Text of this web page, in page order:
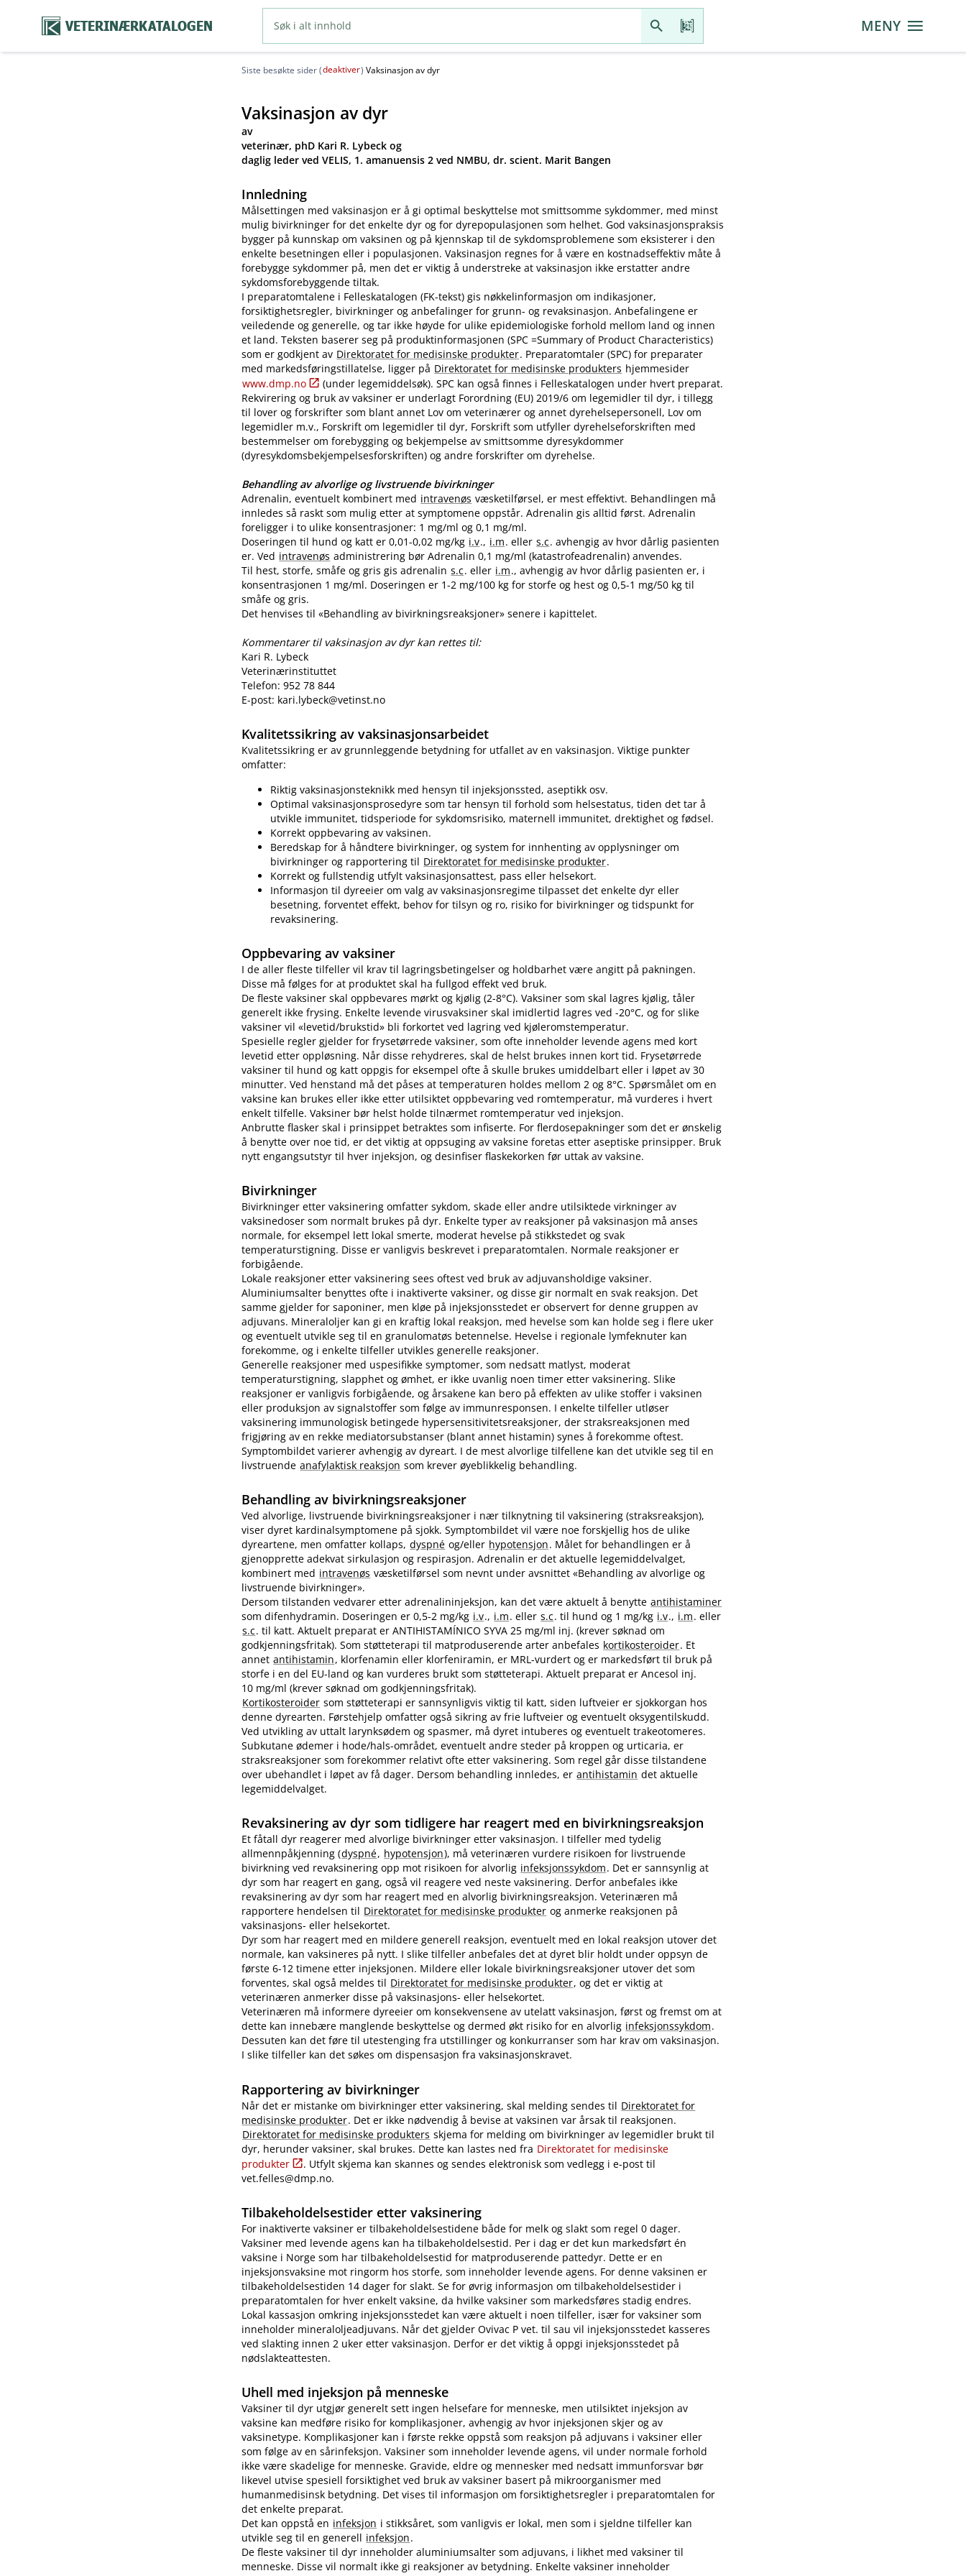
VETERINÆRKATALOGEN MENY
Siste besøkte sider (deaktiver) Vaksinasjon av dyr
Vaksinasjon av dyr
av
veterinær, phD Kari R. Lybeck og
daglig leder ved VELIS, 1. amanuensis 2 ved NMBU, dr. scient. Marit Bangen
Innledning
Målsettingen med vaksinasjon er å gi optimal beskyttelse mot smittsomme sykdommer, med minst
mulig bivirkninger for det enkelte dyr og for dyrepopulasjonen som helhet. God vaksinasjonspraksis
bygger på kunnskap om vaksinen og på kjennskap til de sykdomsproblemene som eksisterer i den
enkelte besetningen eller i populasjonen. Vaksinasjon regnes for å være en kostnadseffektiv måte å
forebygge sykdommer på, men det er viktig å understreke at vaksinasjon ikke erstatter andre
sykdomsforebyggende tiltak.
I preparatomtalene i Felleskatalogen (FK-tekst) gis nøkkelinformasjon om indikasjoner,
forsiktighetsregler, bivirkninger og anbefalinger for grunn- og revaksinasjon. Anbefalingene er
veiledende og generelle, og tar ikke høyde for ulike epidemiologiske forhold mellom land og innen
et land. Teksten baserer seg på produktinformasjonen (SPC =Summary of Product Characteristics)
som er godkjent av Direktoratet for medisinske produkter. Preparatomtaler (SPC) for preparater
med markedsføringstillatelse, ligger på Direktoratet for medisinske produkters hjemmesider
www.dmp.no
(under legemiddelsøk). SPC kan også finnes i Felleskatalogen under hvert preparat.
Rekvirering og bruk av vaksiner er underlagt Forordning (EU) 2019/6 om legemidler til dyr, i tillegg
til lover og forskrifter som blant annet Lov om veterinærer og annet dyrehelsepersonell, Lov om
legemidler m.v., Forskrift om legemidler til dyr, Forskrift som utfyller dyrehelseforskriften med
bestemmelser om forebygging og bekjempelse av smittsomme dyresykdommer
(dyresykdomsbekjempelsesforskriften) og andre forskrifter om dyrehelse.
Behandling av alvorlige og livstruende bivirkninger
Adrenalin, eventuelt kombinert med intravenøs væsketilførsel, er mest effektivt. Behandlingen må
innledes så raskt som mulig etter at symptomene oppstår. Adrenalin gis alltid først. Adrenalin
foreligger i to ulike konsentrasjoner: 1 mg/ml og 0,1 mg​/​ml.
Doseringen til hund og katt er 0,01-0,02 mg/kg i.v., i.m. eller s.c. avhengig av hvor dårlig pasienten
er. Ved intravenøs administrering bør Adrenalin 0,1 mg/ml (katastrofeadrenalin) anvendes.
Til hest, storfe, småfe og gris gis adrenalin s.c. eller i.m., avhengig av hvor dårlig pasienten er, i
konsentrasjonen 1 mg​/​ml. Doseringen er 1-2 mg/100 kg for storfe og hest og 0,5-1 mg/50 kg til
småfe og gris.
Det henvises til «Behandling av bivirkningsreaksjoner» senere i kapittelet.
Kommentarer til vaksinasjon av dyr kan rettes til:
Kari R. Lybeck
Veterinærinstituttet
Telefon: 952 78 844
E-post: kari.lybeck@vetinst.no
Kvalitetssikring av vaksinasjonsarbeidet
Kvalitetssikring er av grunnleggende betydning for utfallet av en vaksinasjon. Viktige punkter
omfatter:
Riktig vaksinasjonsteknikk med hensyn til injeksjonssted, aseptikk osv.
Optimal vaksinasjonsprosedyre som tar hensyn til forhold som helsestatus, tiden det tar å
utvikle immunitet, tidsperiode for sykdomsrisiko, maternell immunitet, drektighet og fødsel.
Korrekt oppbevaring av vaksinen.
Beredskap for å håndtere bivirkninger, og system for innhenting av opplysninger om
bivirkninger og rapportering til Direktoratet for medisinske produkter.
Korrekt og fullstendig utfylt vaksinasjonsattest, pass eller helsekort.
Informasjon til dyreeier om valg av vaksinasjonsregime tilpasset det enkelte dyr eller
besetning, forventet effekt, behov for tilsyn og ro, risiko for bivirkninger og tidspunkt for
revaksinering.
Oppbevaring av vaksiner
I de aller fleste tilfeller vil krav til lagringsbetingelser og holdbarhet være angitt på pakningen.
Disse må følges for at produktet skal ha fullgod effekt ved bruk.
De fleste vaksiner skal oppbevares mørkt og kjølig (2-8°C). Vaksiner som skal lagres kjølig, tåler
generelt ikke frysing. Enkelte levende virusvaksiner skal imidlertid lagres ved -20°C, og for slike
vaksiner vil «levetid​/​brukstid» bli forkortet ved lagring ved kjøleromstemperatur.
Spesielle regler gjelder for frysetørrede vaksiner, som ofte inneholder levende agens med kort
levetid etter oppløsning. Når disse rehydreres, skal de helst brukes innen kort tid. Frysetørrede
vaksiner til hund og katt oppgis for eksempel ofte å skulle brukes umiddelbart eller i løpet av 30
minutter. Ved henstand må det påses at temperaturen holdes mellom 2 og 8°C. Spørsmålet om en
vaksine kan brukes eller ikke etter utilsiktet oppbevaring ved romtemperatur, må vurderes i hvert
enkelt tilfelle. Vaksiner bør helst holde tilnærmet romtemperatur ved injeksjon.
Anbrutte flasker skal i prinsippet betraktes som infiserte. For flerdosepakninger som det er ønskelig
å benytte over noe tid, er det viktig at oppsuging av vaksine foretas etter aseptiske prinsipper. Bruk
nytt engangsutstyr til hver injeksjon, og desinfiser flaskekorken før uttak av vaksine.
Bivirkninger
Bivirkninger etter vaksinering omfatter sykdom, skade eller andre utilsiktede virkninger av
vaksinedoser som normalt brukes på dyr. Enkelte typer av reaksjoner på vaksinasjon må anses
normale, for eksempel lett lokal smerte, moderat hevelse på stikkstedet og svak
temperaturstigning. Disse er vanligvis beskrevet i preparatomtalen. Normale reaksjoner er
forbigående.
Lokale reaksjoner etter vaksinering sees oftest ved bruk av adjuvansholdige vaksiner.
Aluminiumsalter benyttes ofte i inaktiverte vaksiner, og disse gir normalt en svak reaksjon. Det
samme gjelder for saponiner, men kløe på injeksjonsstedet er observert for denne gruppen av
adjuvans. Mineraloljer kan gi en kraftig lokal reaksjon, med hevelse som kan holde seg i flere uker
og eventuelt utvikle seg til en granulomatøs betennelse. Hevelse i regionale lymfeknuter kan
forekomme, og i enkelte tilfeller utvikles generelle reaksjoner.
Generelle reaksjoner med uspesifikke symptomer, som nedsatt matlyst, moderat
temperaturstigning, slapphet og ømhet, er ikke uvanlig noen timer etter vaksinering. Slike
reaksjoner er vanligvis forbigående, og årsakene kan bero på effekten av ulike stoffer i vaksinen
eller produksjon av signalstoffer som følge av immunresponsen. I enkelte tilfeller utløser
vaksinering immunologisk betingede hypersensitivitetsreaksjoner, der straksreaksjonen med
frigjøring av en rekke mediatorsubstanser (blant annet histamin) synes å forekomme oftest.
Symptombildet varierer avhengig av dyreart. I de mest alvorlige tilfellene kan det utvikle seg til en
livstruende anafylaktisk reaksjon som krever øyeblikkelig behandling.
Behandling av bivirkningsreaksjoner
Ved alvorlige, livstruende bivirkningsreaksjoner i nær tilknytning til vaksinering (straksreaksjon),
viser dyret kardinalsymptomene på sjokk. Symptombildet vil være noe forskjellig hos de ulike
dyreartene, men omfatter kollaps, dyspné og​/​eller hypotensjon. Målet for behandlingen er å
gjenopprette adekvat sirkulasjon og respirasjon. Adrenalin er det aktuelle legemiddelvalget,
kombinert med intravenøs væsketilførsel som nevnt under avsnittet «Behandling av alvorlige og
livstruende bivirkninger».
Dersom tilstanden vedvarer etter adrenalininjeksjon, kan det være aktuelt å benytte antihistaminer
som difenhydramin. Doseringen er 0,5-2 mg/kg i.v., i.m. eller s.c. til hund og 1 mg/kg i.v., i.m. eller
s.c. til katt. Aktuelt preparat er ANTIHISTAMÍNICO SYVA 25 mg/ml inj. (krever søknad om
godkjenningsfritak). Som støtteterapi til matproduserende arter anbefales kortikosteroider. Et
annet antihistamin, klorfenamin eller klorfeniramin, er MRL-vurdert og er markedsført til bruk på
storfe i en del EU-land og kan vurderes brukt som støtteterapi. Aktuelt preparat er Ancesol inj.
10 mg/ml (krever søknad om godkjenningsfritak).
Kortikosteroider som støtteterapi er sannsynligvis viktig til katt, siden luftveier er sjokkorgan hos
denne dyrearten. Førstehjelp omfatter også sikring av frie luftveier og eventuelt oksygentilskudd.
Ved utvikling av uttalt larynksødem og spasmer, må dyret intuberes og eventuelt trakeotomeres.
Subkutane ødemer i hode​/​hals-området, eventuelt andre steder på kroppen og urticaria, er
straksreaksjoner som forekommer relativt ofte etter vaksinering. Som regel går disse tilstandene
over ubehandlet i løpet av få dager. Dersom behandling innledes, er antihistamin det aktuelle
legemiddelvalget.
Revaksinering av dyr som tidligere har reagert med en bivirkningsreaksjon
Et fåtall dyr reagerer med alvorlige bivirkninger etter vaksinasjon. I tilfeller med tydelig
allmennpåkjenning (dyspné, hypotensjon), må veterinæren vurdere risikoen for livstruende
bivirkning ved revaksinering opp mot risikoen for alvorlig infeksjonssykdom. Det er sannsynlig at
dyr som har reagert en gang, også vil reagere ved neste vaksinering. Derfor anbefales ikke
revaksinering av dyr som har reagert med en alvorlig bivirkningsreaksjon. Veterinæren må
rapportere hendelsen til Direktoratet for medisinske produkter og anmerke reaksjonen på
vaksinasjons- eller helsekortet.
Dyr som har reagert med en mildere generell reaksjon, eventuelt med en lokal reaksjon utover det
normale, kan vaksineres på nytt. I slike tilfeller anbefales det at dyret blir holdt under oppsyn de
første 6-12 timene etter injeksjonen. Mildere eller lokale bivirkningsreaksjoner utover det som
forventes, skal også meldes til Direktoratet for medisinske produkter, og det er viktig at
veterinæren anmerker disse på vaksinasjons- eller helsekortet.
Veterinæren må informere dyreeier om konsekvensene av utelatt vaksinasjon, først og fremst om at
dette kan innebære manglende beskyttelse og dermed økt risiko for en alvorlig infeksjonssykdom.
Dessuten kan det føre til utestenging fra utstillinger og konkurranser som har krav om vaksinasjon.
I slike tilfeller kan det søkes om dispensasjon fra vaksinasjonskravet.
Rapportering av bivirkninger
Når det er mistanke om bivirkninger etter vaksinering, skal melding sendes til Direktoratet for
medisinske produkter. Det er ikke nødvendig å bevise at vaksinen var årsak til reaksjonen.
Direktoratet for medisinske produkters skjema for melding om bivirkninger av legemidler brukt til
dyr, herunder vaksiner, skal brukes. Dette kan lastes ned fra Direktoratet for medisinske
produkter
. Utfylt skjema kan skannes og sendes elektronisk som vedlegg i e-post til
vet.felles@dmp.no.
Tilbakeholdelsestider etter vaksinering
For inaktiverte vaksiner er tilbakeholdelsestidene både for melk og slakt som regel 0 dager.
Vaksiner med levende agens kan ha tilbakeholdelsestid. Per i dag er det kun markedsført én
vaksine i Norge som har tilbakeholdelsestid for matproduserende pattedyr. Dette er en
injeksjonsvaksine mot ringorm hos storfe, som inneholder levende agens. For denne vaksinen er
tilbakeholdelsestiden 14 dager for slakt. Se for øvrig informasjon om tilbakeholdelsestider i
preparatomtalen for hver enkelt vaksine, da hvilke vaksiner som markedsføres stadig endres.
Lokal kassasjon omkring injeksjonsstedet kan være aktuelt i noen tilfeller, især for vaksiner som
inneholder mineraloljeadjuvans. Når det gjelder Ovivac P vet. til sau vil injeksjonsstedet kasseres
ved slakting innen 2 uker etter vaksinasjon. Derfor er det viktig å oppgi injeksjonsstedet på
nødslakteattesten.
Uhell med injeksjon på menneske
Vaksiner til dyr utgjør generelt sett ingen helsefare for menneske, men utilsiktet injeksjon av
vaksine kan medføre risiko for komplikasjoner, avhengig av hvor injeksjonen skjer og av
vaksinetype. Komplikasjoner kan i første rekke oppstå som reaksjon på adjuvans i vaksiner eller
som følge av en sårinfeksjon. Vaksiner som inneholder levende agens, vil under normale forhold
ikke være skadelige for menneske. Gravide, eldre og mennesker med nedsatt immunforsvar bør
likevel utvise spesiell forsiktighet ved bruk av vaksiner basert på mikroorganismer med
humanmedisinsk betydning. Det vises til informasjon om forsiktighetsregler i preparatomtalen for
det enkelte preparat.
Det kan oppstå en infeksjon i stikksåret, som vanligvis er lokal, men som i sjeldne tilfeller kan
utvikle seg til en generell infeksjon.
De fleste vaksiner til dyr inneholder aluminiumsalter som adjuvans, i likhet med vaksiner til
menneske. Disse vil normalt ikke gi reaksjoner av betydning. Enkelte vaksiner inneholder